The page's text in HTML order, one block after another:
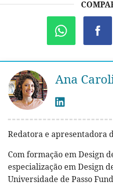
Ana
Redatora e apresentadora
Com formação em Design
especialização em Design
Universidade de Passo